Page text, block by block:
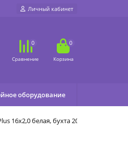
Личный кабинет
0 0
оборудование
16x2,0 белая, бухта 200м